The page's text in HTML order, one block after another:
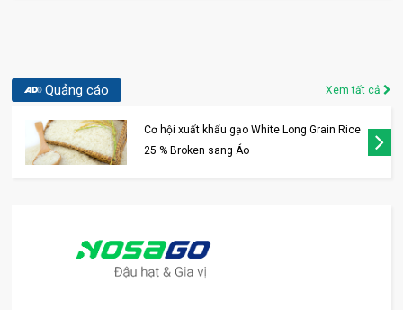
Quảng cáo Xem tất cả
Cơ hội xuất khẩu gạo White Long Grain Rice
25 % Broken sang Áo